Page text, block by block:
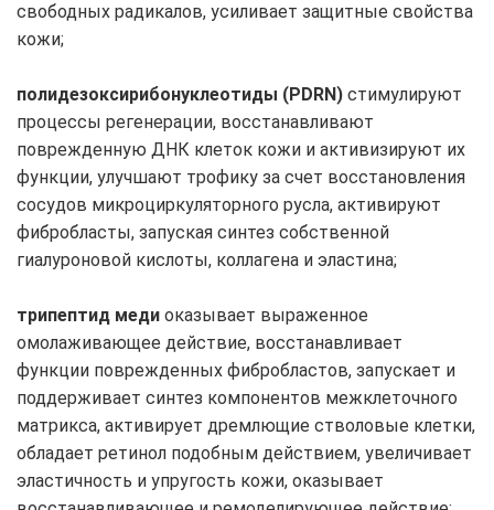
свободных радикалов, усиливает защитные свойства
кожи;
полидезоксирибонуклеотиды (PDRN) стимулируют
процессы регенерации, восстанавливают
поврежденную ДНК клеток кожи и активизируют их
функции, улучшают трофику за счет восстановления
сосудов микроциркуляторного русла, активируют
фибробласты, запуская синтез собственной
гиалуроновой кислоты, коллагена и эластина;
трипептид меди оказывает выраженное
омолаживающее действие, восстанавливает
функции поврежденных фибробластов, запускает и
поддерживает синтез компонентов межклеточного
матрикса, активирует дремлющие стволовые клетки,
обладает ретинол подобным действием, увеличивает
эластичность и упругость кожи, оказывает